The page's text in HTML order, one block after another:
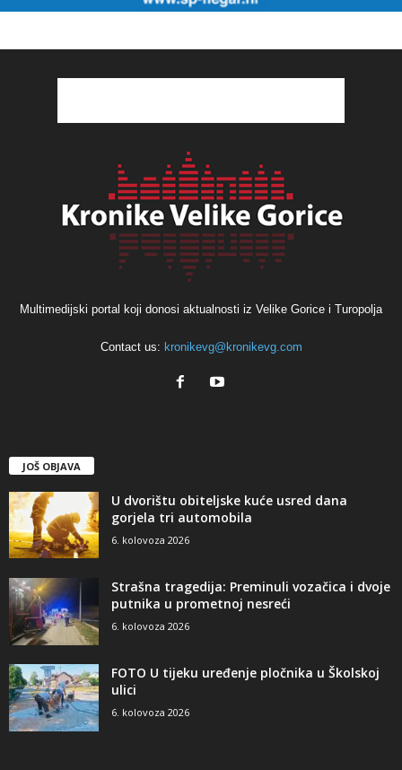
Multimedijski portal koji donosi aktualnosti iz Velike Gorice i Turopolja
Contact us: kronikevg@kronikevg.com
JOŠ OBJAVA
U dvorištu obiteljske kuće usred dana
gorjela tri automobila
6. kolovoza 2026
Strašna tragedija: Preminuli vozačica i dvoje
putnika u prometnoj nesreći
6. kolovoza 2026
FOTO U tijeku uređenje pločnika u Školskoj
ulici
6. kolovoza 2026